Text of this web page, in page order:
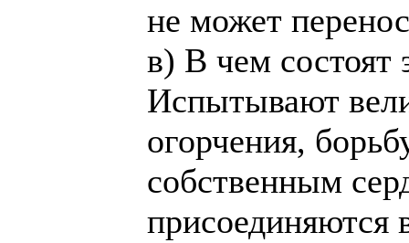
не может
в) В чем состоят
Испытывают
огорчения,
собственным
присоединяются